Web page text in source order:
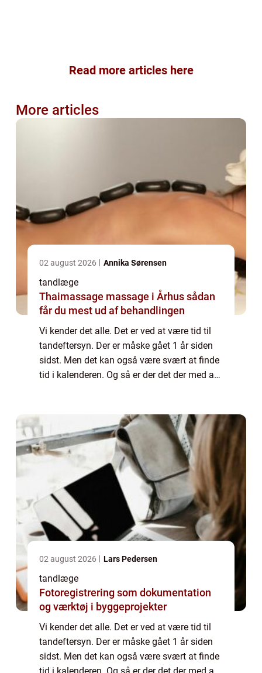
Read more articles here
More articles
02 august 2026 Annika Sørensen
tandlæge
Thaimassage massage i Århus sådan
får du mest ud af behandlingen
Vi kender det alle. Det er ved at være tid til
tandeftersyn. Der er måske gået 1 år siden
sidst. Men det kan også være svært at finde
tid i kalenderen. Og så er der det der med at
02 august 2026 Lars Pedersen
tandlæge
Fotoregistrering som dokumentation
og værktøj i byggeprojekter
Vi kender det alle. Det er ved at være tid til
tandeftersyn. Der er måske gået 1 år siden
sidst. Men det kan også være svært at finde